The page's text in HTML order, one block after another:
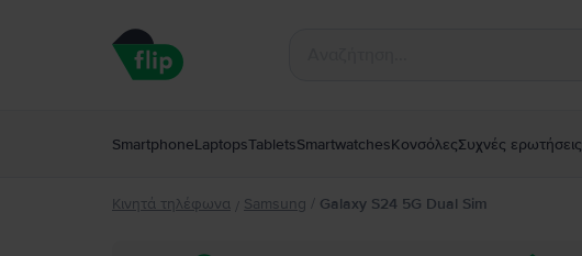
SmartphoneLaptopsTabletsSmartwatchesΚονσόλεςΣυχνές ερωτήσεις
Κινητά τηλέφωνα / Samsung / Galaxy S24 5G Dual Sim